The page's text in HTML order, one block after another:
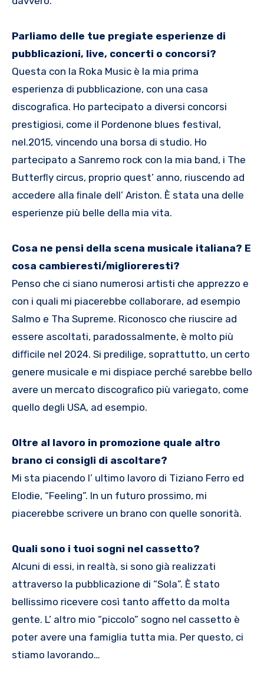
Parliamo delle tue pregiate esperienze di
pubblicazioni, live, concerti o concorsi?
Questa con la Roka Music è la mia prima
esperienza di pubblicazione, con una casa
discograﬁca. Ho partecipato a diversi concorsi
prestigiosi, come il Pordenone blues festival,
nel.2015, vincendo una borsa di studio. Ho
partecipato a Sanremo rock con la mia band, i The
Butterﬂy circus, proprio quest’ anno, riuscendo ad
accedere alla ﬁnale dell’ Ariston. È stata una delle
esperienze più belle della mia vita.
Cosa ne pensi della scena musicale italiana? E
cosa cambieresti/miglioreresti?
Penso che ci siano numerosi artisti che apprezzo e
con i quali mi piacerebbe collaborare, ad esempio
Salmo e Tha Supreme. Riconosco che riuscire ad
essere ascoltati, paradossalmente, è molto più
diﬃcile nel 2024. Si predilige, soprattutto, un certo
genere musicale e mi dispiace perché sarebbe bello
avere un mercato discograﬁco più variegato, come
quello degli USA, ad esempio.
Oltre al lavoro in promozione quale altro
brano ci consigli di ascoltare?
Mi sta piacendo l’ ultimo lavoro di Tiziano Ferro ed
Elodie, “Feeling”. In un futuro prossimo, mi
piacerebbe scrivere un brano con quelle sonorità.
Quali sono i tuoi sogni nel cassetto?
Alcuni di essi, in realtà, si sono già realizzati
attraverso la pubblicazione di “Sola”. È stato
bellissimo ricevere così tanto affetto da molta
gente. L’ altro mio “piccolo” sogno nel cassetto è
poter avere una famiglia tutta mia. Per questo, ci
stiamo lavorando…